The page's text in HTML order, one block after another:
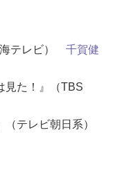
テレビ） 千賀健
た！』（TBS
テレビ朝日系）